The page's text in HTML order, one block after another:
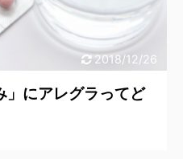
2018/12/26
」にアレグラってど